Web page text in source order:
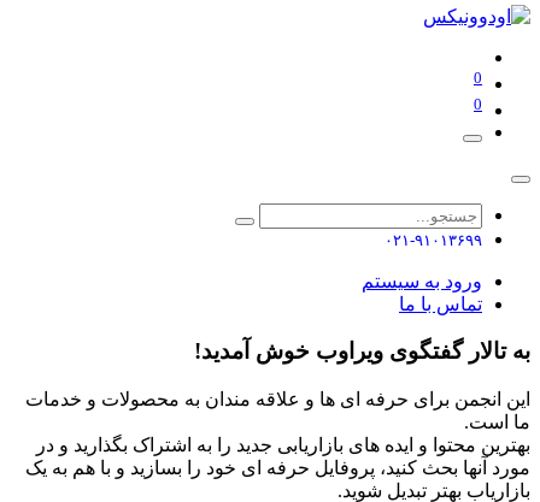
0
0
۰۲۱-۹۱۰۱۳۶۹۹
ورود به سیستم
تماس با ما
به تالار گفتگوی ویراوب خوش آمدید!
این انجمن برای حرفه ای ها و علاقه مندان به محصولات و خدمات
ما است.
بهترین محتوا و ایده های بازاریابی جدید را به اشتراک بگذارید و در
مورد آنها بحث کنید، پروفایل حرفه ای خود را بسازید و با هم به یک
بازاریاب بهتر تبدیل شوید.